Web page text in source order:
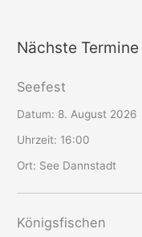
Nächste Termine
Seefest
Datum: 8. August 2026
Uhrzeit: 16:00
Ort: See Dannstadt
Königsfischen